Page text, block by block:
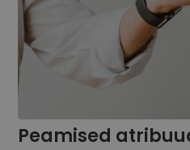
Peamised